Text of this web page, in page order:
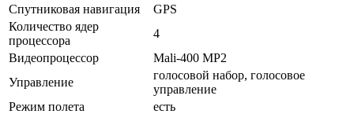
Спутниковая навигация
GPS
Количество ядер
процессора
4
Видеопроцессор
Mali-400 MP2
Управление
голосовой набор, голосовое
управление
Режим полета
есть